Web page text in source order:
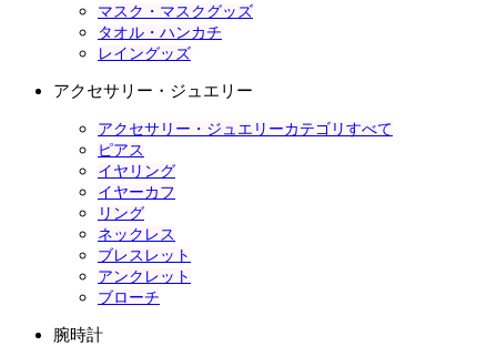
マスク・マスクグッズ
タオル・ハンカチ
レイングッズ
アクセサリー・ジュエリー
アクセサリー・ジュエリーカテゴリすべて
ピアス
イヤリング
イヤーカフ
リング
ネックレス
ブレスレット
アンクレット
ブローチ
腕時計